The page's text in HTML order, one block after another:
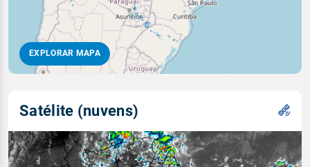
EXPLORAR MAPA
Satélite (nuvens)